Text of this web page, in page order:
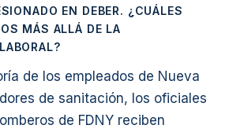
EN DEBER. ¿CUÁLES
MÁS ALLÁ DE LA
de los empleados de Nueva
de sanitación, los oficiales
de FDNY reciben